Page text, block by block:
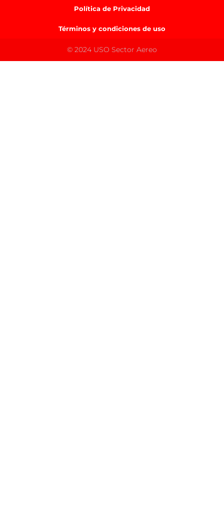
Política de Privacidad
Términos y condiciones de uso
© 2024 USO Sector Aereo